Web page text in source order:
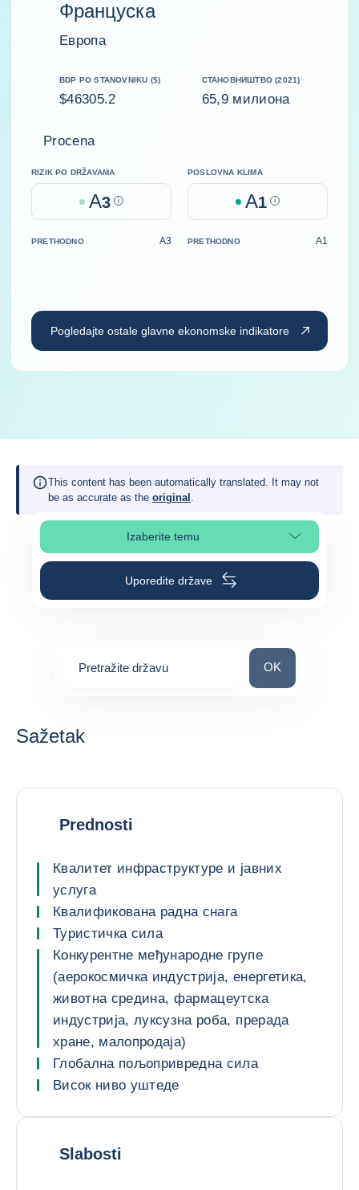
Француска
Европа
BDP PO STANOVNIKU ($)
$46305.2
СТАНОВНИШТВО (2021)
65,9 милиона
Procena
RIZIK PO DRŽAVAMA
A3 Help
POSLOVNA KLIMA
A1 Help
PRETHODNO A3 PRETHODNO A1
Pogledajte ostale glavne ekonomske indikatore
This content has been automatically translated. It may not
be as accurate as the original .
Izaberite temuIzaberite poglavlje stranice
Uporedite države
Pretražite državu Pretražite državu
OK
Sažetak
Prednosti
Квалитет инфраструктуре и јавних
услуга
Квалификована радна снага
Туристичка сила
Конкурентне међународне групе
(аерокосмичка индустрија, енергетика,
животна средина, фармацеутска
индустрија, луксузна роба, прерада
хране, малопродаја)
Глобална пољопривредна сила
Висок ниво уштеде
Slabosti